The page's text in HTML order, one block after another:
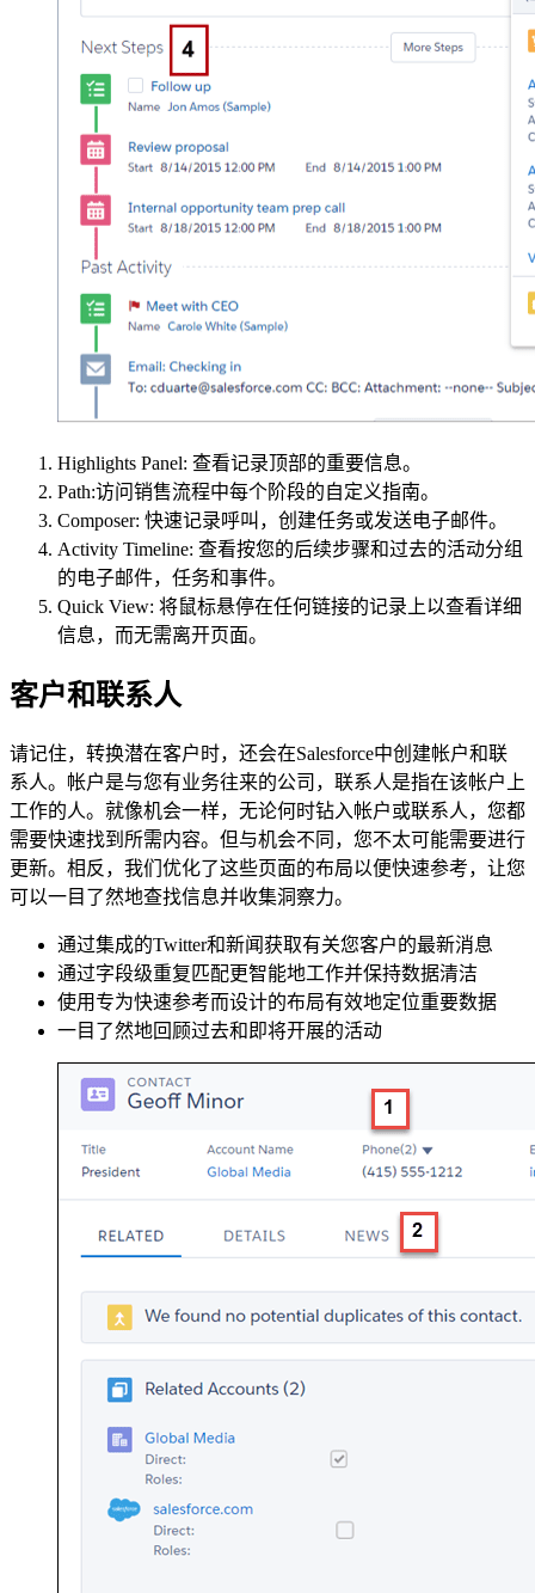
Highlights Panel: 查看记录顶部的重要信息。
Path:访问销售流程中每个阶段的自定义指南。
Composer: 快速记录呼叫，创建任务或发送电子邮件。
Activity Timeline: 查看按您的后续步骤和过去的活动分组
的电子邮件，任务和事件。
Quick View: 将鼠标悬停在任何链接的记录上以查看详细
信息，而无需离开页面。
客户和联系人
请记住，转换潜在客户时，还会在Salesforce中创建帐户和联
系人。帐户是与您有业务往来的公司，联系人是指在该帐户上
工作的人。就像机会一样，无论何时钻入帐户或联系人，您都
需要快速找到所需内容。但与机会不同，您不太可能需要进行
更新。相反，我们优化了这些页面的布局以便快速参考，让您
可以一目了然地查找信息并收集洞察力。
通过集成的Twitter和新闻获取有关您客户的最新消息
通过字段级重复匹配更智能地工作并保持数据清洁
使用专为快速参考而设计的布局有效地定位重要数据
一目了然地回顾过去和即将开展的活动